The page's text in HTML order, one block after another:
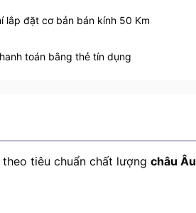
lắp đặt cơ bản bán kính 50 Km
toán bằng thẻ tín dụng
tiêu chuẩn chất lượng châu Âu